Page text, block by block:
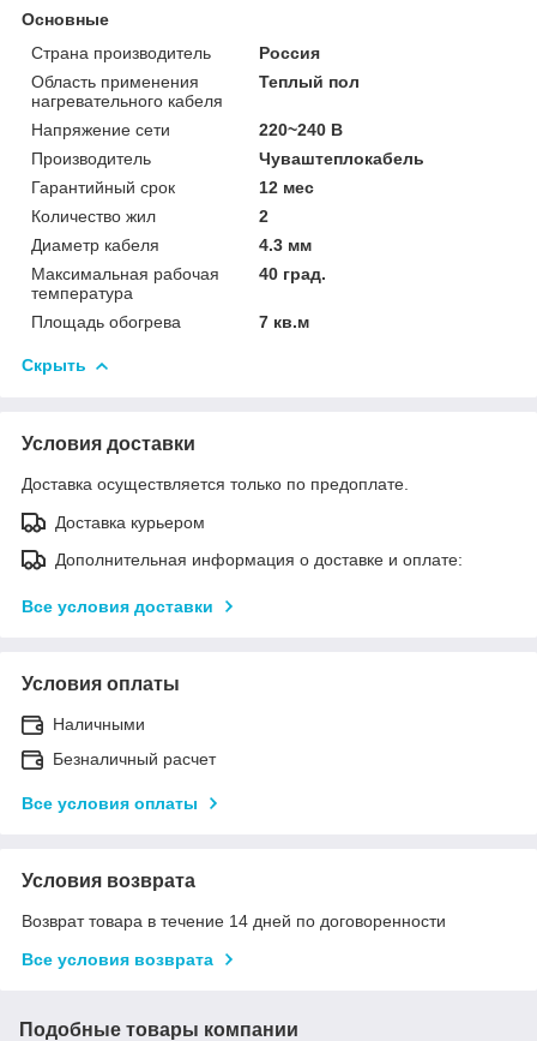
Основные
Страна производитель
Россия
Область применения
нагревательного кабеля
Теплый пол
Напряжение сети
220~240 В
Производитель
Чуваштеплокабель
Гарантийный срок
12 мес
Количество жил
2
Диаметр кабеля
4.3 мм
Максимальная рабочая
температура
40 град.
Площадь обогрева 7 кв.м
Скрыть
Условия доставки
Доставка осуществляется только по предоплате.
Доставка курьером
Дополнительная информация о доставке и оплате:
Все условия доставки
Условия оплаты
Наличными
Безналичный расчет
Все условия оплаты
Условия возврата
Возврат товара в течение 14 дней по договоренности
Все условия возврата
Подобные товары компании